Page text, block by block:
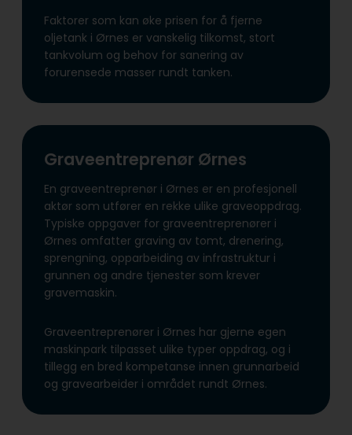
Faktorer som kan øke prisen for å fjerne
oljetank i Ørnes er vanskelig tilkomst, stort
tankvolum og behov for sanering av
forurensede masser rundt tanken.
Graveentreprenør Ørnes
En graveentreprenør i Ørnes er en profesjonell
aktør som utfører en rekke ulike graveoppdrag.
Typiske oppgaver for graveentreprenører i
Ørnes omfatter graving av tomt, drenering,
sprengning, opparbeiding av infrastruktur i
grunnen og andre tjenester som krever
gravemaskin.
Graveentreprenører i Ørnes har gjerne egen
maskinpark tilpasset ulike typer oppdrag, og i
tillegg en bred kompetanse innen grunnarbeid
og gravearbeider i området rundt Ørnes.